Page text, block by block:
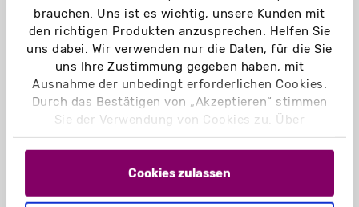
brauchen. Uns ist es wichtig, unsere Kunden mit
den richtigen Produkten anzusprechen. Helfen Sie
uns dabei. Wir verwenden nur die Daten, für die Sie
uns Ihre Zustimmung gegeben haben, mit
Ausnahme der unbedingt erforderlichen Cookies.
Durch das Bestätigen von „Akzeptieren“ stimmen
Sie der Verwendung von Cookies zu. Über
„Einstellungen“ können Sie auswählen, welche
Cookies Sie zulassen. Hier finden Sie unser
und unsereDatenschutzerklärung
Cookies zulassen